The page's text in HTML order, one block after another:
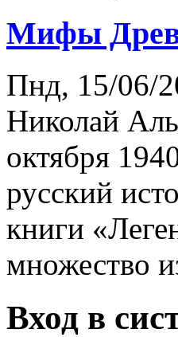
Мифы
Пнд, 15/06/
Николай
октября
русский
книги
множество
Вход в